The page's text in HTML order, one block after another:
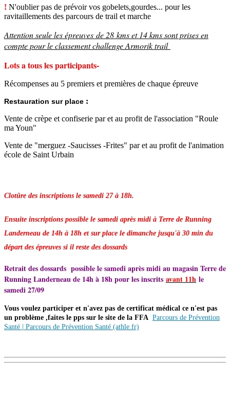
! N'oublier pas de prévoir vos gobelets,gourdes... pour les
ravitaillements des parcours de trail et marche
Attention seule les épreuves de 28 kms et 14 kms sont prises en
compte pour le classement challenge Armorik trail
Lots a tous les participants-
Récompenses au 5 premiers et premières de chaque épreuve
Restauration sur place :
Vente de crèpe et confiserie par et au profit de l'association "Roule
ma Youn"
Vente de "merguez -Saucisses -Frites" par et au profit de l'animation
école de Saint Urbain
Clotûre des inscriptions le samedi 27 à 18h.
Ensuite inscriptions possible le samedi après midi à Terre de Running
Landerneau de 14h à 18h et sur place le dimanche jusqu'à 30 min du
départ des épreuves si il reste des dossards
Retrait des dossards possible le samedi après midi au magasin Terre de
Running Landerneau de 14h à 18h pour les inscrits avant 11h le
samedi 27/09
Vous voulez participer et n'avez pas de certificat médical ce n'est pas
un problème ,faites le pps sur le site de la FFA Parcours de Prévention
Santé | Parcours de Prévention Santé (athle.fr)